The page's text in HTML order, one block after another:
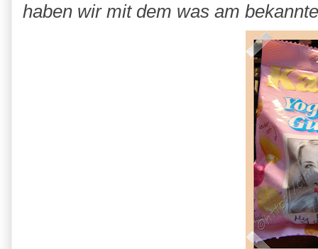
haben wir mit dem was am